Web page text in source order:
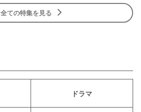
全ての特集を見る
ドラマ